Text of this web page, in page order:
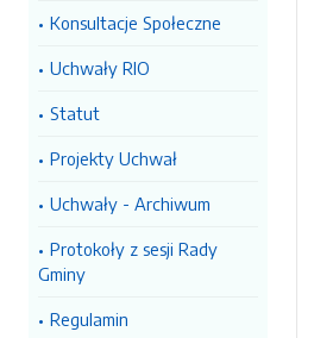
Konsultacje Społeczne
Uchwały RIO
Statut
Projekty Uchwał
Uchwały - Archiwum
Protokoły z sesji Rady
Gminy
Regulamin